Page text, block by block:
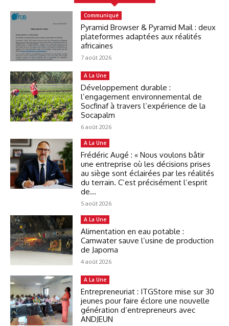
Communiqué
Pyramid Browser & Pyramid Mail : deux
plateformes adaptées aux réalités
africaines
7 août 2026
A La Une
Développement durable :
l’engagement environnemental de
Socfinaf à travers l’expérience de la
Socapalm
6 août 2026
A La Une
Frédéric Augé : « Nous voulons bâtir
une entreprise où les décisions prises
au siège sont éclairées par les réalités
du terrain. C’est précisément l’esprit
de...
5 août 2026
A La Une
Alimentation en eau potable :
Camwater sauve l’usine de production
de Japoma
4 août 2026
A La Une
Entrepreneuriat : ITGStore mise sur 30
jeunes pour faire éclore une nouvelle
génération d’entrepreneurs avec
ANDJEUN